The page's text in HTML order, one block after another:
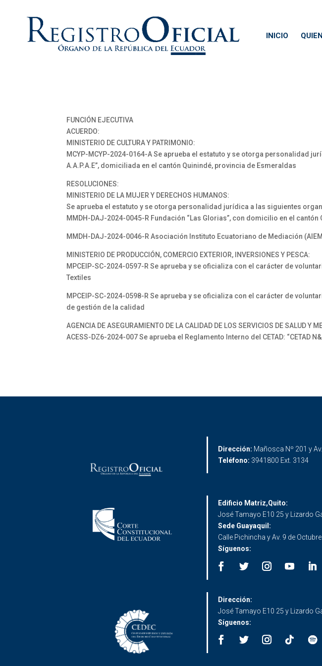
INICIO
FUNCIÓN EJECUTIVA
ACUERDO:
MINISTERIO DE CULTURA Y PATRIMONIO:
MCYP-MCYP-2024-0164-A Se aprueba el estatuto y se otorga personalidad
A.A.P.A.E”, domiciliada en el cantón Quinindé, provincia de Esmeraldas
RESOLUCIONES:
MINISTERIO DE LA MUJER Y DERECHOS HUMANOS:
Se aprueba el estatuto y se otorga personalidad jurídica a las siguientes
MMDH-DAJ-2024-0045-R Fundación “Las Glorias”, con domicilio en el
MMDH-DAJ-2024-0046-R Asociación Instituto Ecuatoriano de Mediación
MINISTERIO DE PRODUCCIÓN, COMERCIO EXTERIOR, INVERSIONES Y PESCA:
MPCEIP-SC-2024-0597-R Se aprueba y se oficializa con el carácter de
Textiles
MPCEIP-SC-2024-0598-R Se aprueba y se oficializa con el carácter de
de gestión de la calidad
AGENCIA DE ASEGURAMIENTO DE LA CALIDAD DE LOS SERVICIOS DE SALUD Y
ACESS-DZ6-2024-007 Se aprueba el Reglamento Interno del CETAD: “CETAD
Dirección: Mañosca Nº 201 y
Teléfono: 3941800 Ext. 3134
Edificio Matriz,Quito:
José Tamayo E10 25 y Lizardo
Sede Guayaquil:
Calle Pichincha y Av. 9 de
Síguenos:
Dirección:
José Tamayo E10 25 y Lizardo
Síguenos: